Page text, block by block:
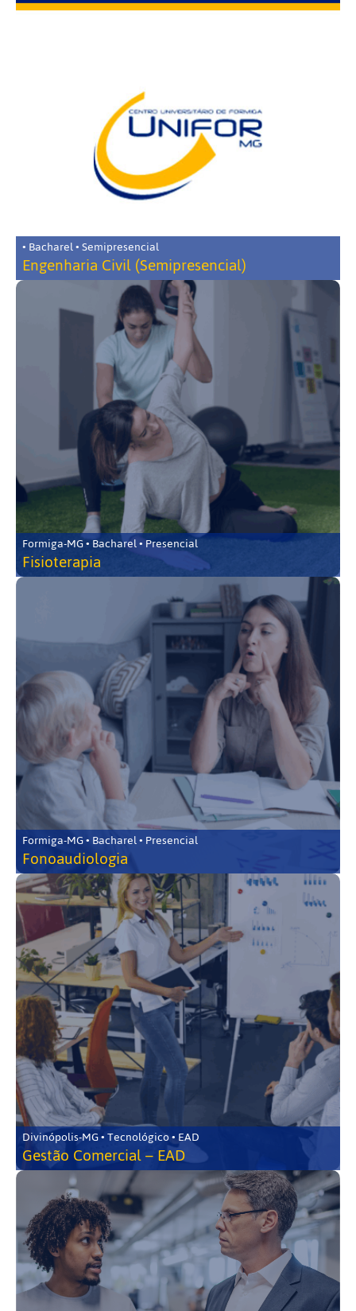
• Bacharel • Semipresencial
Engenharia Civil (Semipresencial)
Formiga-MG • Bacharel • Presencial
Fisioterapia
Formiga-MG • Bacharel • Presencial
Fonoaudiologia
Divinópolis-MG • Tecnológico • EAD
Gestão Comercial – EAD